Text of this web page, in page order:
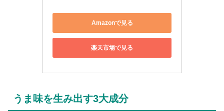
Amazonで見る
楽天市場で見る
うま味を生み出す3大成分